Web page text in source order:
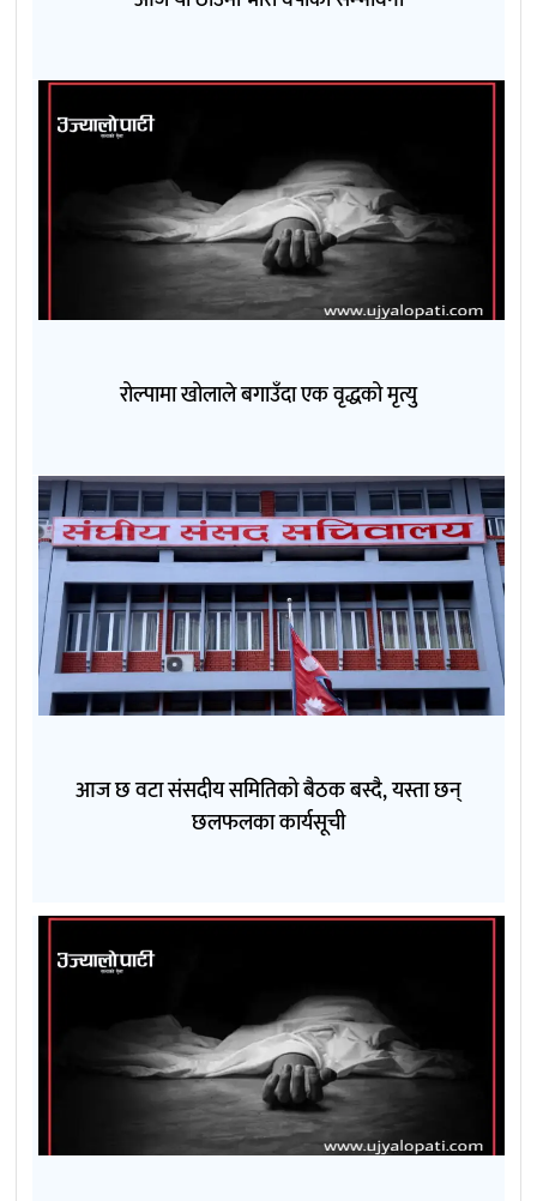
रोल्पामा खोलाले बगाउँदा एक वृद्धको मृत्यु
आज छ वटा संसदीय समितिको बैठक बस्दै, यस्ता छन्
छलफलका कार्यसूची